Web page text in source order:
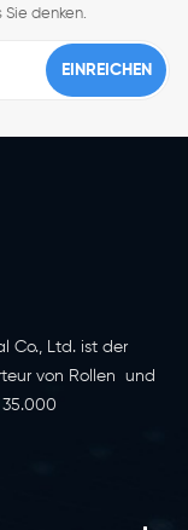
Sie denken.
Co., Ltd. ist der
von Rollen und
Provinz
150 Mitarbeitern,
mehr als 20